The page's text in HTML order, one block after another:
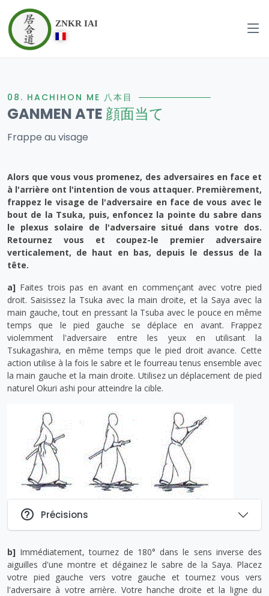
ZNKR IAI
08. HACHIHON ME 八本目
GANMEN ATE 顔面当て
Frappe au visage
Alors que vous vous promenez, des adversaires en face et
à l'arrière ont l'intention de vous attaquer. Premièrement,
frappez le visage de l'adversaire en face de vous avec le
bout de la Tsuka, puis, enfoncez la pointe du sabre dans
le plexus solaire de l'adversaire situé dans votre dos.
Retournez vous et coupez-le premier adversaire
verticalement, de haut en bas, depuis le dessus de la
tête.
a] Faites trois pas en avant en commençant avec votre pied
droit. Saisissez la Tsuka avec la main droite, et la Saya avec la
main gauche, tout en pressant la Tsuba avec le pouce en même
temps que le pied gauche se déplace en avant. Frappez
violemment l'adversaire entre les yeux en utilisant la
Tsukagashira, en même temps que le pied droit avance. Cette
action utilise à la fois le sabre et le fourreau tenus ensemble avec
la main gauche et la main droite. Utilisez un déplacement de pied
naturel Okuri ashi pour atteindre la cible.
Précisions
b] Immédiatement, tournez de 180° dans le sens inverse des
aiguilles d'une montre et dégainez le sabre de la Saya. Placez
votre pied gauche vers votre gauche et tournez vous vers
l'adversaire à votre arrière. Votre hanche droite et la ligne du